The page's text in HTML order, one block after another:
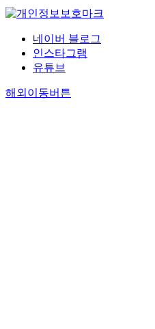
네이버 블로그
인스타그램
유튜브
해외이동버튼